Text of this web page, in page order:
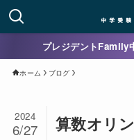
プレジデントFamily
ホーム ブログ
算数オリ
2024
6/27